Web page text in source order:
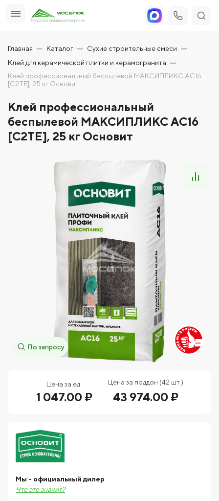
Главная Каталог
Сухие строительные смеси
Клей для керамической плитки и керамогранита
Клей профессиональный беспылевой МАКСИПЛИКС AC16
[С2TE], 25 кг Основит
Клей профессиональный
беспылевой МАКСИПЛИКС AC16
[С2TE], 25 кг Основит
По запросу
Цена за ед.
1 047.00 ₽
Цена за поддон (42 шт.)
43 974.00 ₽
Мы - официальный дилер
Что это значит?